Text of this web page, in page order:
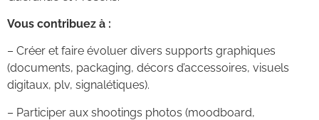
Vous contribuez à :
– Créer et faire évoluer divers supports graphiques
(documents, packaging, décors d’accessoires, visuels
digitaux, plv, signalétiques).
– Participer aux shootings photos (moodboard,